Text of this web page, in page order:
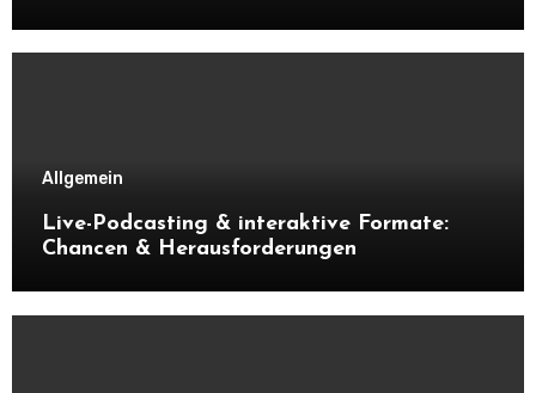
Allgemein
Live-Podcasting & interaktive Formate:
Chancen & Herausforderungen